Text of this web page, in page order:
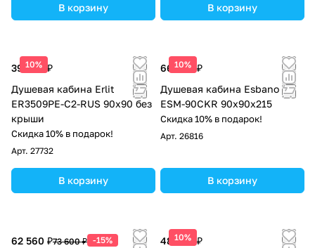
В корзину В корзину
10%
39 983 ₽
Душевая кабина Erlit
ER3509PE-C2-RUS 90x90 без
крыши
Скидка 10% в подарок!
Арт. 27732
В корзину
10%
66 938 ₽
Душевая кабина Esbano
ESM-90CKR 90х90х215
Скидка 10% в подарок!
Арт. 26816
В корзину
62 560 ₽73 600 ₽ -15% 10%
48 450 ₽